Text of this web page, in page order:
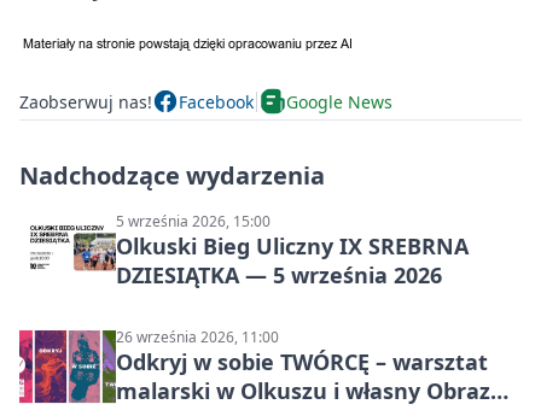
Zaobserwuj nas! Facebook Google News
Nadchodzące wydarzenia
5 września 2026, 15:00
Olkuski Bieg Uliczny IX SREBRNA
DZIESIĄTKA — 5 września 2026
26 września 2026, 11:00
Odkryj w sobie TWÓRCĘ – warsztat
malarski w Olkuszu i własny Obraz